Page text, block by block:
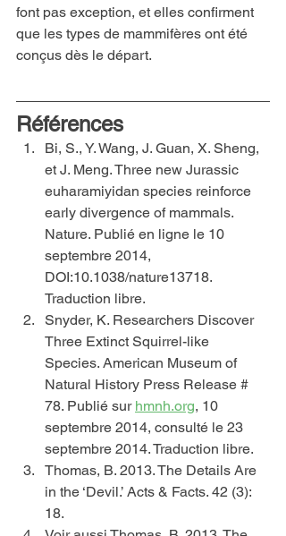
font pas exception, et elles confirment
que les types de mammifères ont été
conçus dès le départ.
Références
Bi, S., Y. Wang, J. Guan, X. Sheng,
et J. Meng. Three new Jurassic
euharamiyidan species reinforce
early divergence of mammals.
Nature. Publié en ligne le 10
septembre 2014,
DOI:10.1038/nature13718.
Traduction libre.
Snyder, K. Researchers Discover
Three Extinct Squirrel-like
Species. American Museum of
Natural History Press Release #
78. Publié sur hmnh.org, 10
septembre 2014, consulté le 23
septembre 2014. Traduction libre.
Thomas, B. 2013. The Details Are
in the ‘Devil.’ Acts & Facts. 42 (3):
18.